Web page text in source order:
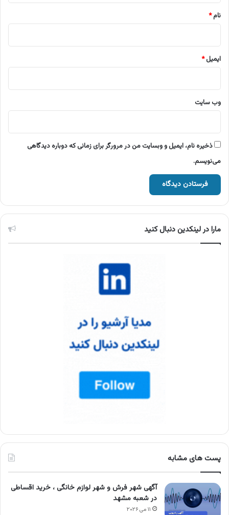
نام*
ایمیل*
وب‌ سایت
ذخیره نام، ایمیل و وبسایت من در مرورگر برای زمانی که دوباره دیدگاهی
می‌نویسم.
مارا در لینکدین دنبال کنید
پست های مشابه
آگهی شهر فرش و شهر لوازم خانگی ، خرید اقساطی
در شعبه مشهد
۱۱ می ۲۰۲۶